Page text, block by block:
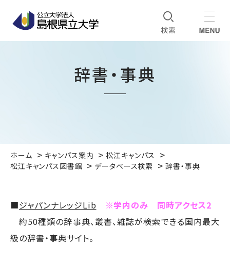
辞書・事典
ホーム キャンパス案内
松江キャンパス
松江キャンパス図書館
データベース検索 辞書・事典
■ジャパンナレッジLib
※学内のみ 同時アクセス2
約50種類の辞事典、叢書、雑誌が検索できる国内最大
級の辞書・事典サイト。